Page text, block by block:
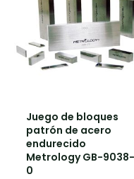
Juego de bloques
patrón de acero
endurecido
Metrology GB-9038-
0